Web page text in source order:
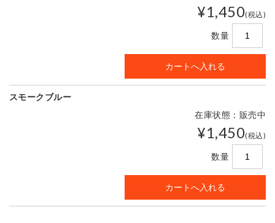
¥1,450(税込)
数量
スモークブルー
在庫状態：販売中
¥1,450(税込)
数量